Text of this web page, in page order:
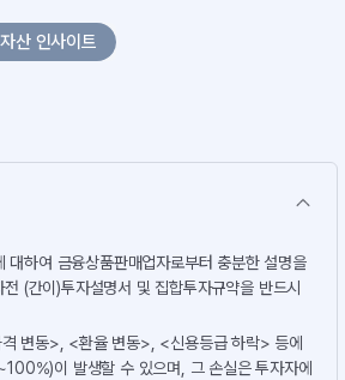
산 인사이트
대하여 금융상품판매업자로부터 충분한 설명을
(간이)투자설명서 및 집합투자규약을 반드시
변동>, <환율 변동>, <신용등급 하락> 등에
이 발생할 수 있으며, 그 손실은 투자자에